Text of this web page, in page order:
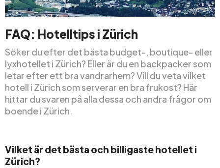
FAQ: Hotelltips i Zürich
Söker du efter det bästa budget-, boutique- eller
lyxhotellet i Zürich? Eller är du en backpacker som
letar efter ett bra vandrarhem? Vill du veta vilket
hotell i Zürich som serverar en bra frukost? Här
hittar du svaren på alla dessa och andra frågor om
boende i Zürich.
Vilket är det bästa och billigaste hotellet i
Zürich?